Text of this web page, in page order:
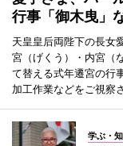
行事「御木曳」
天皇皇后両陛下の長女
宮（げくう）・内宮（
て替える式年遷宮の行
加工作業などをご視察
学ぶ・